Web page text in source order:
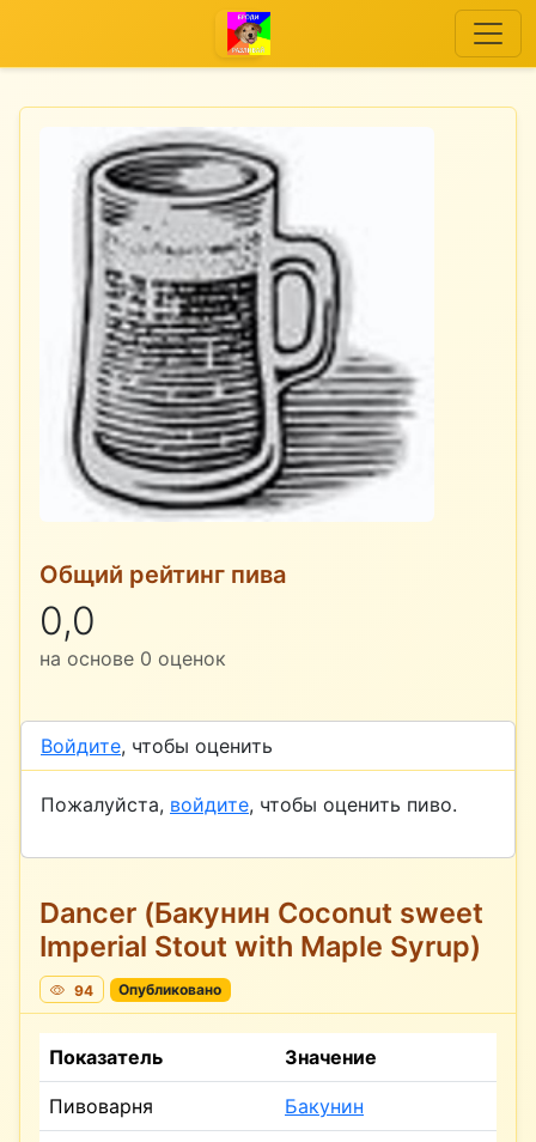
Общий рейтинг пива
0,0
на основе 0 оценок
Войдите, чтобы оценить
Пожалуйста, войдите, чтобы оценить пиво.
Dancer (Бакунин Coconut sweet
Imperial Stout with Maple Syrup)
94 Опубликовано
Показатель Значение
Пивоварня Бакунин